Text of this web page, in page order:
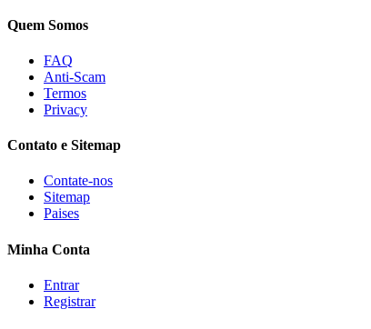
Quem Somos
FAQ
Anti-Scam
Termos
Privacy
Contato e Sitemap
Contate-nos
Sitemap
Paises
Minha Conta
Entrar
Registrar